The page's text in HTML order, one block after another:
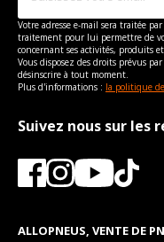
Votre adresse e-mail sera traitée
traitement pour lui permettre de
concernant ses activités, produits et
Vous disposez des droits prévus
désinscrire à tout moment.
Plus d'informations : la politique
Suivez nous sur les
ALLOPNEUS, VENTE DE